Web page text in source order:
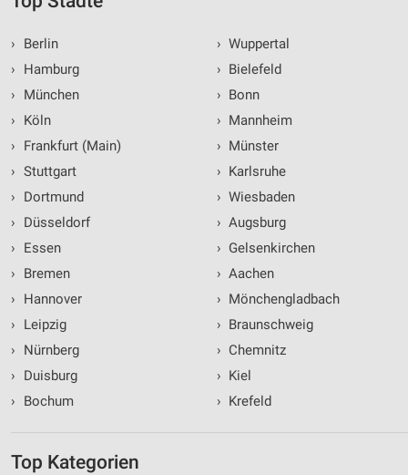
›
Berlin
›
Hamburg
›
München
›
Köln
›
Frankfurt (Main)
› Stuttgart
›
Dortmund
›
Düsseldorf
›
Essen
›
Bremen
›
Hannover
›
Leipzig
›
Nürnberg
›
Duisburg
›
Bochum
› Wuppertal
› Bielefeld
› Bonn
› Mannheim
› Münster
› Karlsruhe
› Wiesbaden
› Augsburg
› Gelsenkirchen
› Aachen
› Mönchengladbach
› Braunschweig
› Chemnitz
› Kiel
› Krefeld
Top Kategorien